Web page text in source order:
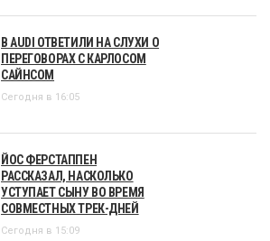
В AUDI ОТВЕТИЛИ НА СЛУХИ О
ПЕРЕГОВОРАХ С КАРЛОСОМ
САЙНСОМ
Сегодня в 16:05
ЙОС ФЕРСТАППЕН
РАССКАЗАЛ, НАСКОЛЬКО
УСТУПАЕТ СЫНУ ВО ВРЕМЯ
СОВМЕСТНЫХ ТРЕК-ДНЕЙ
Сегодня в 15:09